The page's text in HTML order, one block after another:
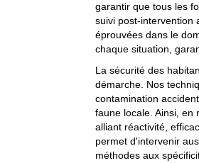
garantir que tous les
suivi post-intervention
éprouvées dans le
chaque situation,
La sécurité des
démarche. Nos
contamination
faune locale. Ainsi, en
alliant réactivité,
permet d'intervenir
méthodes aux